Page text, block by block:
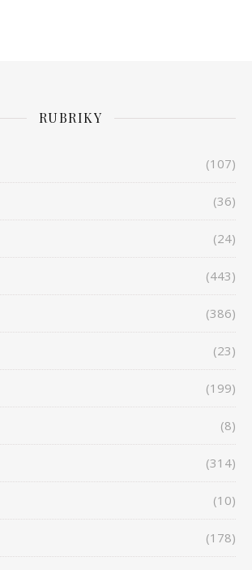
RUBRIKY
(107)
(36)
(24)
(443)
(386)
(23)
(199)
(8)
(314)
(10)
(178)